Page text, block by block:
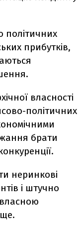
політичних
прибутків,
власності
політичних
брати
неринкові
і штучно